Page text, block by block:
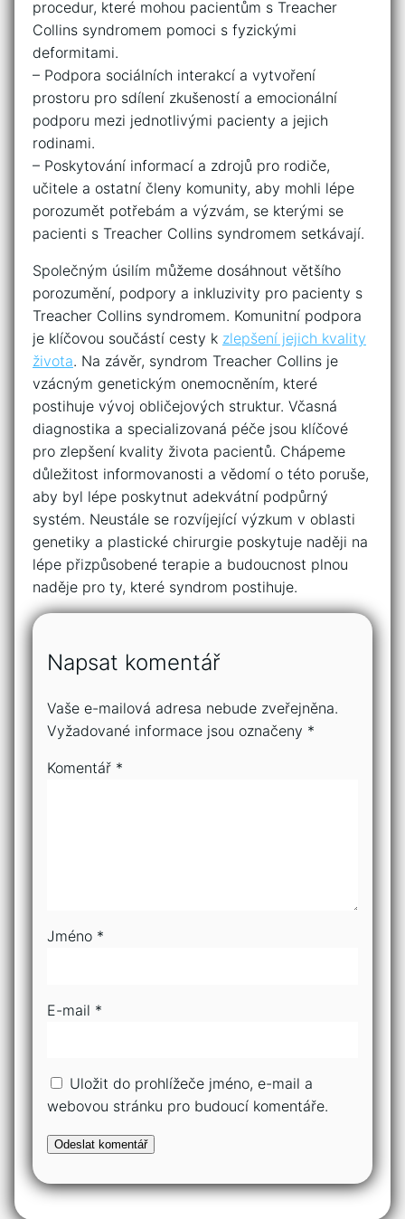
⁤procedur, které mohou pacientům s​ Treacher
Collins syndromem ⁣pomoci s fyzickými
deformitami.
– ​Podpora sociálních interakcí a⁣ vytvoření
prostoru‍ pro sdílení ⁤zkušeností a emocionální
podporu mezi ​jednotlivými pacienty a jejich
⁤rodinami.
– Poskytování informací a zdrojů pro ​rodiče,
učitele ⁢a ostatní členy komunity, aby ‍mohli lépe
‍porozumět potřebám ⁤a⁣ výzvám,⁢ se kterými se
pacienti s Treacher⁢ Collins syndromem⁤ setkávají.
Společným úsilím můžeme dosáhnout většího
porozumění, podpory a​ inkluzivity pro ⁣pacienty s
Treacher Collins syndromem.​ Komunitní podpora
je​ klíčovou ⁣součástí cesty​ k zlepšení jejich kvality
života.‌ Na závěr, syndrom Treacher Collins je
‍vzácným genetickým onemocněním, které
postihuje vývoj obličejových struktur. Včasná
diagnostika a specializovaná⁣ péče⁣ jsou ‌klíčové⁢
pro zlepšení ‌kvality⁣ života​ pacientů. Chápeme
důležitost​ informovanosti a⁤ vědomí o této ‌poruše,
aby byl lépe poskytnut adekvátní podpůrný
systém. Neustále se rozvíjející‌ výzkum v oblasti
genetiky a ⁣plastické ⁣chirurgie poskytuje‌ naději⁤ na⁣
lépe přizpůsobené terapie a​ budoucnost​ plnou
naděje pro ty, které syndrom postihuje.​
Napsat komentář
Vaše e-mailová adresa nebude zveřejněna.
Vyžadované informace jsou označeny *
Komentář *
Jméno *
E-mail *
Uložit do prohlížeče jméno, e-mail a
webovou stránku pro budoucí komentáře.